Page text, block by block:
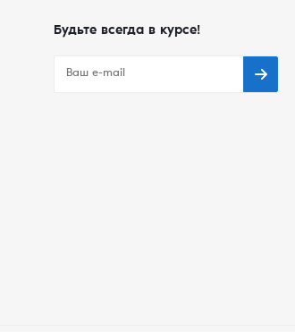
Будьте всегда в курсе!